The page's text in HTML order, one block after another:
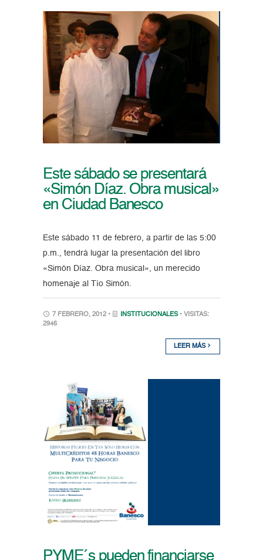
Este sábado se presentará
«Simón Díaz. Obra musical»
en Ciudad Banesco
Este sábado 11 de febrero, a partir de las 5:00
p.m., tendrá lugar la presentación del libro
«Simón Díaz. Obra musical», un merecido
homenaje al Tío Simón.
7 FEBRERO, 2012 • INSTITUCIONALES • VISITAS:
2946
LEER MÁS
PYME´s pueden financiarse